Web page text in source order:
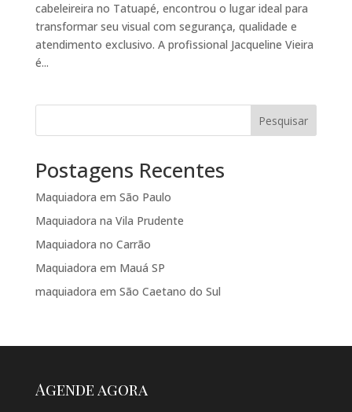
cabeleireira no Tatuapé, encontrou o lugar ideal para
transformar seu visual com segurança, qualidade e
atendimento exclusivo. A profissional Jacqueline Vieira
é...
Pesquisar
Postagens Recentes
Maquiadora em São Paulo
Maquiadora na Vila Prudente
Maquiadora no Carrão
Maquiadora em Mauá SP
maquiadora em São Caetano do Sul
Agende agora